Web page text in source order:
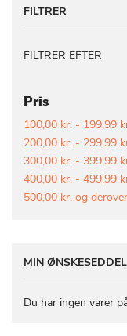
FILTRER
FILTRER EFTER
Pris
100,00 kr. - 199,99
200,00 kr. - 299,99
300,00 kr. - 399,99
400,00 kr. - 499,99
500,00 kr. og derover
MIN ØNSKESEDDEL
Du har ingen varer